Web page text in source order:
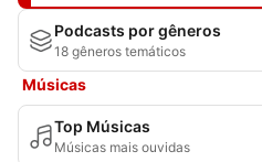
Podcasts por gêneros
18 gêneros temáticos
Músicas
Top Músicas
Músicas mais ouvidas